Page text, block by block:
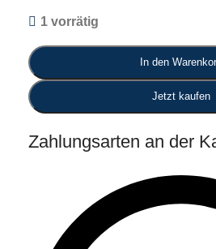
1 vorrätig
In den
Jetzt kaufen
Zahlungsarten an der